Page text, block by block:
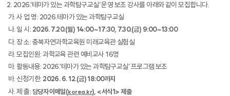
2. 2026.‘테마가 있는 과학탐구교실’운영 보조 강사를 아래와 같이 모집합니다.
가.사 업 명: 2026.테마가 있는 과학탐구교실
나. 일 시 : 2026. 7.20.(월) 14:00~17:30, 7.30.(금) 9:00~13:00
다.장 소:충북자연과학교육원 미래교육관 실험실
라. 모집인원:과학교육 관련 예비교사 16명
마.활동내용: 2026.‘테마가 있는 과학탐구교실’프로그램 보조
바. 신청기한: 2026. 6. 12.(금) 18:00까지
사.제 출: 담당자 이메일(korea.kr), <서식1>제출